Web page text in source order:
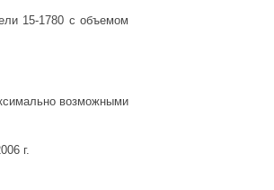
15-1780 с объемом
возможными
г.